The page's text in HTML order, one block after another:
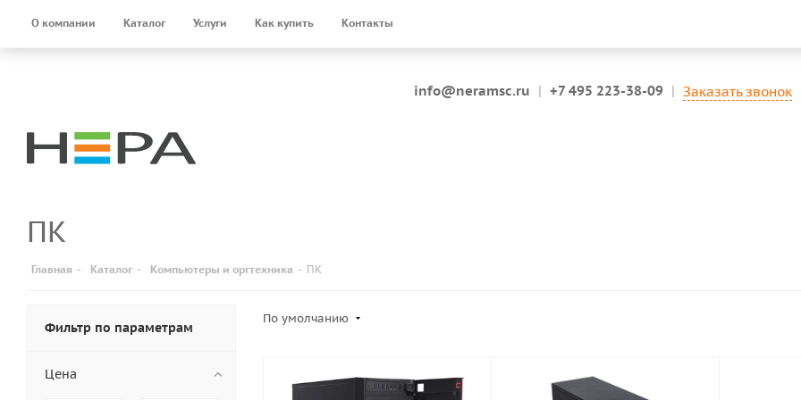
О компании Каталог Услуги Как купить Контакты
info@neramsc.ru | +7 495 223-38-09 | Заказать звонок
ПК
Главная - Каталог - Компьютеры и оргтехника - ПК
По умолчанию
Фильтр по параметрам
Цена